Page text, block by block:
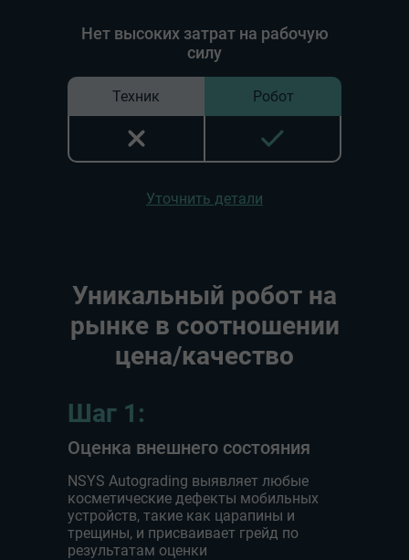
Нет высоких затрат на рабочую
силу
Техник Робот
Уточнить детали
Уникальный робот на
рынке в соотношении
цена/качество
Шаг 1:
Оценка внешнего состояния
NSYS Autograding выявляет любые
косметические дефекты мобильных
устройств, такие как царапины и
трещины, и присваивает грейд по
результатам оценки